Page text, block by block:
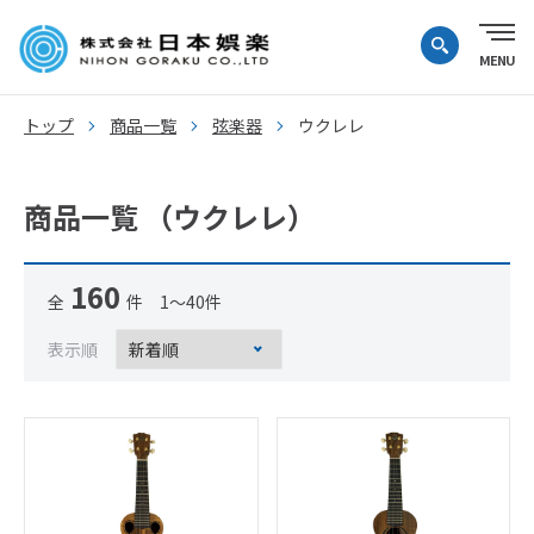
トップ 商品一覧 弦楽器 ウクレレ
商品一覧 （ウクレレ）
全 160 件 1～40件
表示順